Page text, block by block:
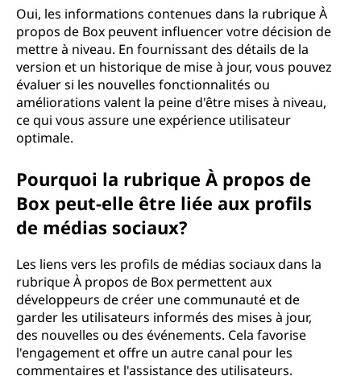
Oui, les informations contenues dans la rubrique À
propos de Box peuvent influencer votre décision de
mettre à niveau. En fournissant des détails de la
version et un historique de mise à jour, vous pouvez
évaluer si les nouvelles fonctionnalités ou
améliorations valent la peine d'être mises à niveau,
ce qui vous assure une expérience utilisateur
optimale.
Pourquoi la rubrique À propos de
Box peut-elle être liée aux profils
de médias sociaux?
Les liens vers les profils de médias sociaux dans la
rubrique À propos de Box permettent aux
développeurs de créer une communauté et de
garder les utilisateurs informés des mises à jour,
des nouvelles ou des événements. Cela favorise
l'engagement et offre un autre canal pour les
commentaires et l'assistance des utilisateurs.